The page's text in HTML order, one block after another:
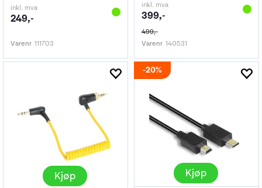
inkl. mva
249,-
Varenr 111703
inkl. mva
399,-
499,-
Varenr 140531
Kjøp
20%
Kjøp